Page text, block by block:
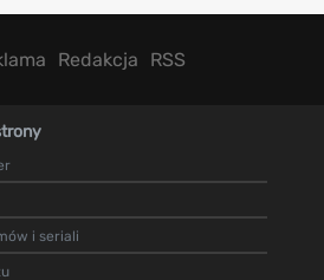
Redakcja RSS
i seriali